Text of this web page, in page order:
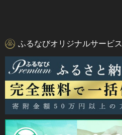
ふるなびオリジナルサービス